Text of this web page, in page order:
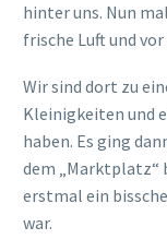
hinter uns. Nun
frische Luft und
Wir sind dort zu
Kleinigkeiten und
haben. Es ging
dem „Marktplatz“
erstmal ein
war.